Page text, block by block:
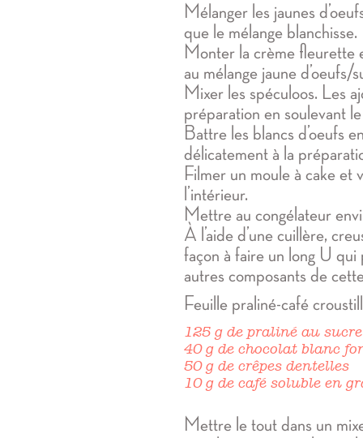
Mélanger les jaunes
que le mélange blanchisse.
Monter la crème fleurette
au mélange jaune d’oeufs/
Mixer les spéculoos. Les
préparation en soulevant
Battre les blancs d’oeufs
délicatement à la
Filmer un moule à cake et
l’intérieur.
Mettre au congélateur
À l’aide d’une cuillère,
façon à faire un long U qui
autres composants de
Feuille praliné-café
125 g de praliné au
40 g de chocolat blanc
50 g de crêpes dentelles
10 g de café soluble en
Mettre le tout dans un